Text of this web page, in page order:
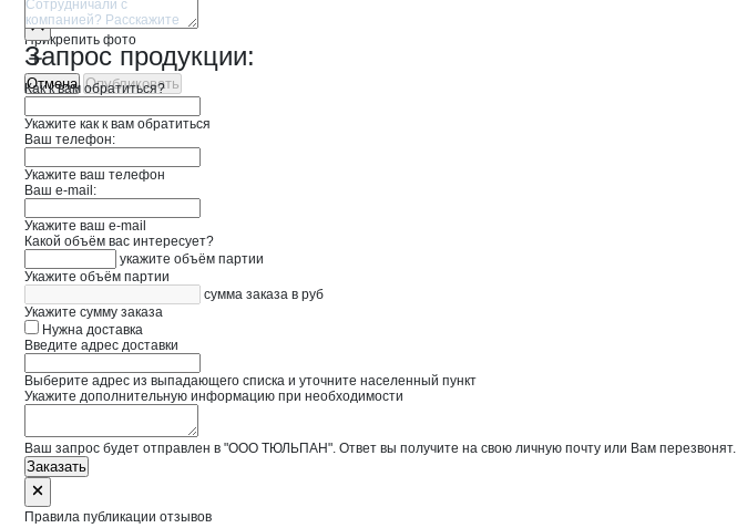
Прикрепить фото
Отмена Опубликовать
Запрос продукции:
Как к вам обратиться?
Укажите как к вам обратиться
Ваш телефон:
Укажите ваш телефон
Ваш e-mail:
Укажите ваш e-mail
Какой объём вас интересует?
укажите объём партии
Укажите объём партии
сумма заказа в руб
Укажите сумму заказа
Нужна доставка
Введите адрес доставки
Выберите адрес из выпадающего списка и уточните населенный пункт
Укажите дополнительную информацию при необходимости
Ваш запрос будет отправлен в "ООО ТЮЛЬПАН". Ответ вы получите на свою личную почту или Вам перезвонят.
Заказать
Правила публикации отзывов